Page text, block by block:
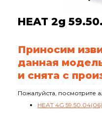
HEAT 2g
Приносим
данная
и снята с
Пожалуйста, посмотрите
HEAT 4G